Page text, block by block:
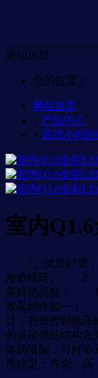
返回顶部
您的位置：
网站首页
> 产品中心
> 高清小间
室内
1、优质灯管：
寿命绵延。 2、
果鲜艳流畅； 3
效果始终如一；
计，有效控制电
的多加强筋结构
体的限制，可对
质稳定：齐全、高